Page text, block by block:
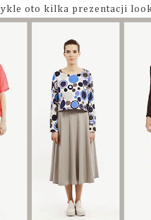
oto kilka prezentacji